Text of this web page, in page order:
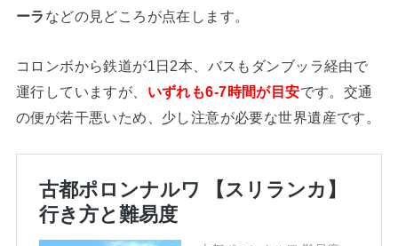
ーラ などの見どころが点在します。
コロンボから鉄道が1日2本、バスもダンブッラ経由で
運行していますが、 いずれも6-7時間が目安です。交通
の便が若干悪いため、少し注意が必要な世界遺産です。